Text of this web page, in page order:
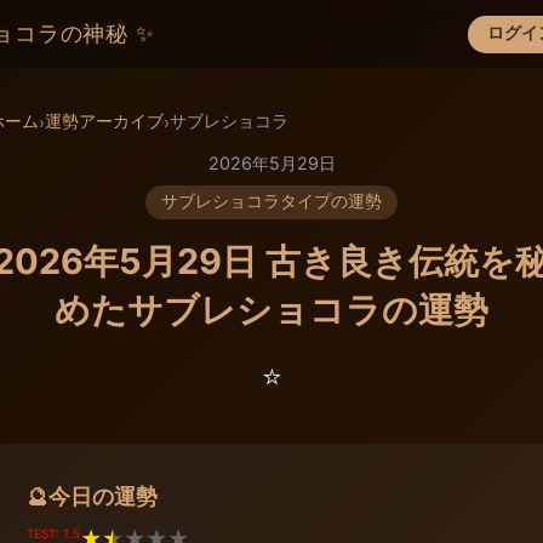
コラの神秘 ✨ ログイ
×
ーム›運勢アーカイブ›サブレショコラ
2026年5月29日
サブレショコラタイプの運勢
年5月29日 古き良き伝統を
めたサブレショコラの運勢
⭐️
🔮今日の運勢
TEST: 1.5